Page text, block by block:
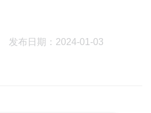
发布日期：2024-01-03